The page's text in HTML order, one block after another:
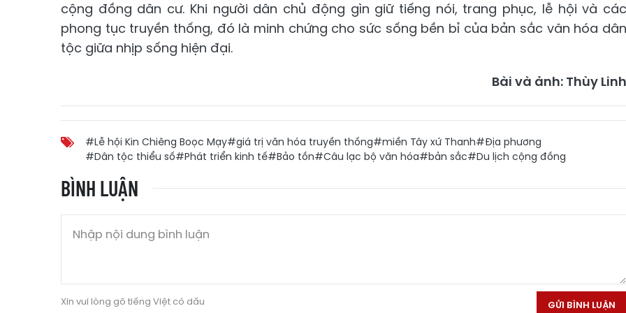
cộng đồng dân cư. Khi người dân chủ động gìn giữ tiếng nói, trang phục, lễ hội và các
phong tục truyền thống, đó là minh chứng cho sức sống bền bỉ của bản sắc văn hóa dân
tộc giữa nhịp sống hiện đại.
Bài và ảnh: Thùy Linh
#Lễ hội Kin Chiêng Boọc Mạy#giá trị văn hóa truyền thống#miền Tây xứ Thanh#Địa phương
#Dân tộc thiểu số#Phát triển kinh tế#Bảo tồn#Câu lạc bộ văn hóa#bản sắc#Du lịch cộng đồng
BÌNH LUẬN
Xin vui lòng gõ tiếng Việt có dấu GỬI BÌNH LUẬN